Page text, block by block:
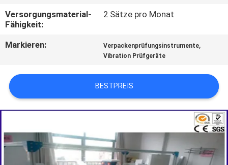
VERBINDUNG
FORDERN
SIE EIN
SITEMAP
Versorgungsmaterial-
Fähigkeit:
2 Sätze pro Monat
Markieren: Verpackenprüfungsinstrumente,
Vibration Prüfgeräte
BESTPREIS